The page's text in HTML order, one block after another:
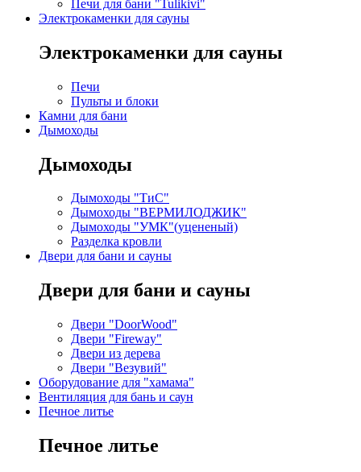
Печи для бани "Tulikivi"
Электрокаменки для сауны
Электрокаменки для сауны
Печи
Пульты и блоки
Камни для бани
Дымоходы
Дымоходы
Дымоходы "ТиС"
Дымоходы "ВЕРМИЛОДЖИК"
Дымоходы "УМК"(уцененый)
Разделка кровли
Двери для бани и сауны
Двери для бани и сауны
Двери "DoorWood"
Двери "Fireway"
Двери из дерева
Двери "Везувий"
Оборудование для "хамама"
Вентиляция для бань и саун
Печное литье
Печное литье